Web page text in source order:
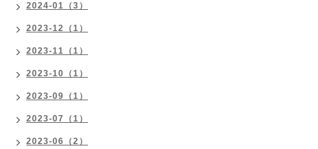
2024-01（3）
2023-12（1）
2023-11（1）
2023-10（1）
2023-09（1）
2023-07（1）
2023-06（2）